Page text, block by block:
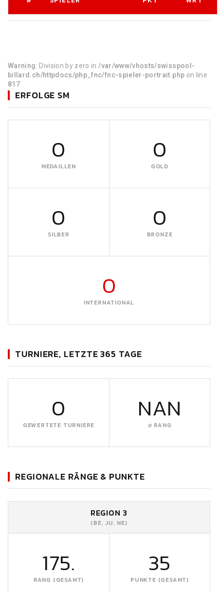
Warning: Division by zero in/var/www/vhosts/swisspool-
billard.ch/httpdocs/php_fnc/fnc-spieler-portrait.php on line
817
ERFOLGE SM
0
MEDAILLEN
0
GOLD
0
SILBER
0
BRONZE
0
INTERNATIONAL
TURNIERE, LETZTE 365 TAGE
0
GEWERTETE TURNIERE
NAN
∅ RANG
REGIONALE RÄNGE & PUNKTE
REGION 3
(BE, JU, NE)
175.
RANG (GESAMT)
35
PUNKTE (GESAMT)